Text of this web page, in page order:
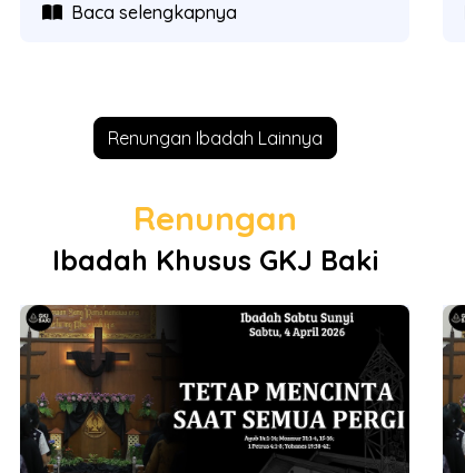
Baca selengkapnya
Renungan Ibadah Lainnya
Renungan
Ibadah Khusus GKJ Baki